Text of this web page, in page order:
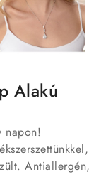
Alakú
napon!
Antiallergén,